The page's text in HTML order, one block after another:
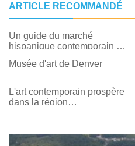
ARTICLE RECOMMANDÉ
Un guide du marché
hispanique contemporain à
Musée d'art de Denver
L'art contemporain prospère
dans la région